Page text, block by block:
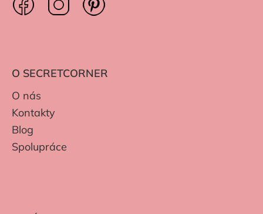
O SECRETCORNER
O nás
Kontakty
Blog
Spolupráce